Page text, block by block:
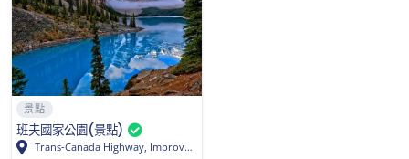
景點
班夫國家公園(景點)
Trans-Canada Highway, Improvement District No. 9, AB T0L, Canada